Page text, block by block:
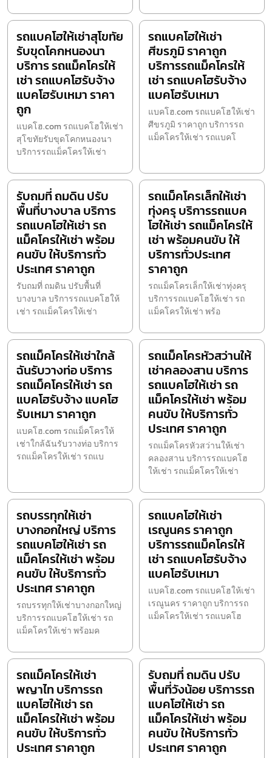
รถแบคโฮให้เช่าสุโขทัย
รับขุดโคกหนองนา
บริการ รถแม็คโครให้
เช่า รถแบคโฮรับจ้าง
แบคโฮรับเหมา ราคา
ถูก
แบคโฮ.com รถแบคโฮให้เช่า
สุโขทัยรับขุดโคกหนองนา
บริการรถแม็คโครให้เช่า
รถแบคโฮให้เช่า
ศีขรภูมิ ราคาถูก
บริการรถแม็คโครให้
เช่า รถแบคโฮรับจ้าง
แบคโฮรับเหมา
แบคโฮ.com รถแบคโฮให้เช่า
ศีขรภูมิ ราคาถูก บริการรถ
แม็คโครให้เช่า รถแบคโ
รับถมที่ ถมดิน ปรับ
พื้นที่บางบาล บริการ
รถแบคโฮให้เช่า รถ
แม็คโครให้เช่า พร้อม
คนขับ ให้บริการทั่ว
ประเทศ ราคาถูก
รับถมที่ ถมดิน ปรับพื้นที่
บางบาล บริการรถแบคโฮให้
เช่า รถแม็คโครให้เช่า
รถแม็คโครเล็กให้เช่า
ทุ่งครุ บริการรถแบค
โฮให้เช่า รถแม็คโครให้
เช่า พร้อมคนขับ ให้
บริการทั่วประเทศ
ราคาถูก
รถแม็คโครเล็กให้เช่าทุ่งครุ
บริการรถแบคโฮให้เช่า รถ
แม็คโครให้เช่า พร้อ
รถแม็คโครให้เช่าใกล้
ฉันรับวางท่อ บริการ
รถแม็คโครให้เช่า รถ
แบคโฮรับจ้าง แบคโฮ
รับเหมา ราคาถูก
แบคโฮ.com รถแม็คโครให้
เช่าใกล้ฉันรับวางท่อ บริการ
รถแม็คโครให้เช่า รถแบ
รถแม็คโครหัวสว่านให้
เช่าคลองสาน บริการ
รถแบคโฮให้เช่า รถ
แม็คโครให้เช่า พร้อม
คนขับ ให้บริการทั่ว
ประเทศ ราคาถูก
รถแม็คโครหัวสว่านให้เช่า
คลองสาน บริการรถแบคโฮ
ให้เช่า รถแม็คโครให้เช่า
รถบรรทุกให้เช่า
บางกอกใหญ่ บริการ
รถแบคโฮให้เช่า รถ
แม็คโครให้เช่า พร้อม
คนขับ ให้บริการทั่ว
ประเทศ ราคาถูก
รถบรรทุกให้เช่าบางกอกใหญ่
บริการรถแบคโฮให้เช่า รถ
แม็คโครให้เช่า พร้อมค
รถแบคโฮให้เช่า
เรณูนคร ราคาถูก
บริการรถแม็คโครให้
เช่า รถแบคโฮรับจ้าง
แบคโฮรับเหมา
แบคโฮ.com รถแบคโฮให้เช่า
เรณูนคร ราคาถูก บริการรถ
แม็คโครให้เช่า รถแบคโฮ
รถแม็คโครให้เช่า
พญาไท บริการรถ
แบคโฮให้เช่า รถ
แม็คโครให้เช่า พร้อม
คนขับ ให้บริการทั่ว
ประเทศ ราคาถูก
รับถมที่ ถมดิน ปรับ
พื้นที่วังน้อย บริการรถ
แบคโฮให้เช่า รถ
แม็คโครให้เช่า พร้อม
คนขับ ให้บริการทั่ว
ประเทศ ราคาถูก